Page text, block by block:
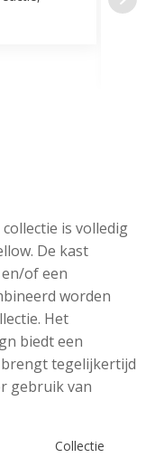
door
collectie is volledig
De kast
of een
worden
Het
biedt een
tegelijkertijd
gebruik van
Collectie